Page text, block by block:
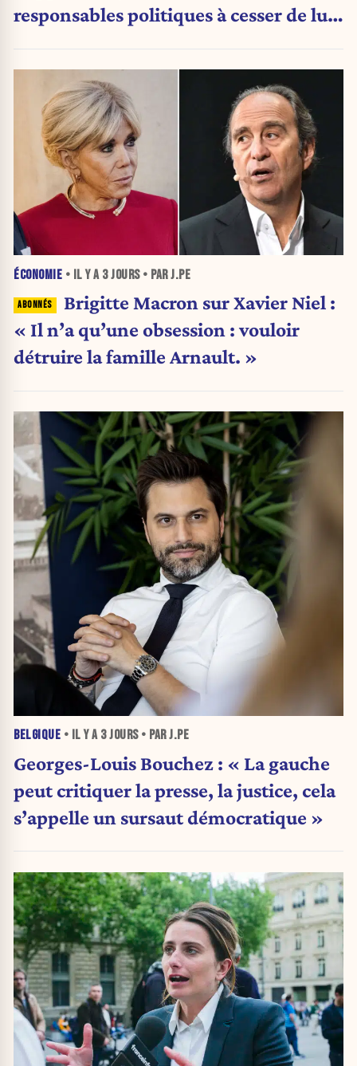
responsables politiques à cesser de lui
ÉCONOMIE • IL Y A 3 JOURS• PAR J.PE
Brigitte Macron sur Xavier Niel :
« Il n’a qu’une obsession : vouloir
détruire la famille Arnault. »
BELGIQUE • IL Y A 3 JOURS• PAR J.PE
Georges-Louis Bouchez : « La gauche
peut critiquer la presse, la justice, cela
s’appelle un sursaut démocratique »